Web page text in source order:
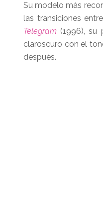
Su modelo más
las transiciones
Telegram (1996), su
claroscuro con el
después.